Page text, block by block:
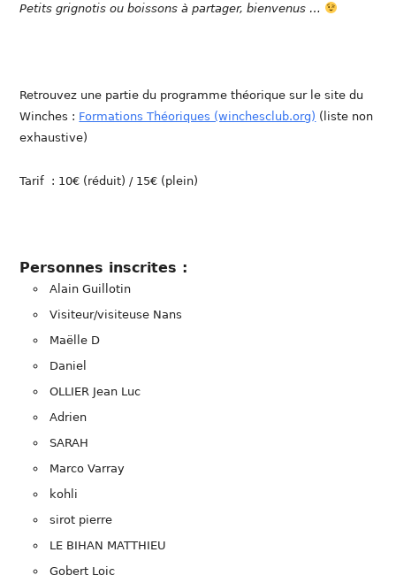
Petits grignotis ou boissons à partager, bienvenus …
Retrouvez une partie du programme théorique sur le site du
Winches : Formations Théoriques (winchesclub.org) (liste non
exhaustive)
Tarif : 10€ (réduit) / 15€ (plein)
Personnes inscrites :
Alain Guillotin
Visiteur/visiteuse Nans
Maëlle D
Daniel
OLLIER Jean Luc
Adrien
SARAH
Marco Varray
kohli
sirot pierre
LE BIHAN MATTHIEU
Gobert Loic